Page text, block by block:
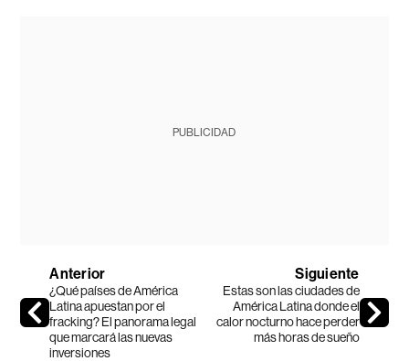
PUBLICIDAD
Anterior
¿Qué países de América
Latina apuestan por el
fracking? El panorama legal
que marcará las nuevas
inversiones
Siguiente
Estas son las ciudades de
América Latina donde el
calor nocturno hace perder
más horas de sueño